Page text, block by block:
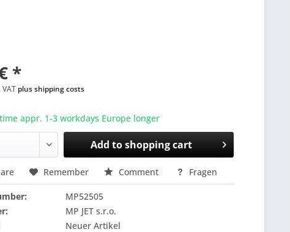
*
plus shipping costs
appr. 1-3 workdays Europe longer
Add toshopping cart
Remember Comment Fragen
MP52505
MP JET s.r.o.
Neuer Artikel